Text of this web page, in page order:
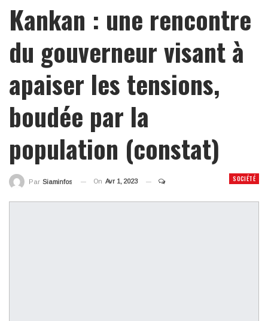
Kankan : une rencontre
du gouverneur visant à
apaiser les tensions,
boudée par la
population (constat)
SOCIÉTÉ
Par Siaminfos On Avr 1, 2023